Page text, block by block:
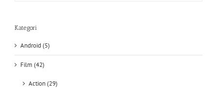
Kategori
Android (5)
Film (42)
Action (29)